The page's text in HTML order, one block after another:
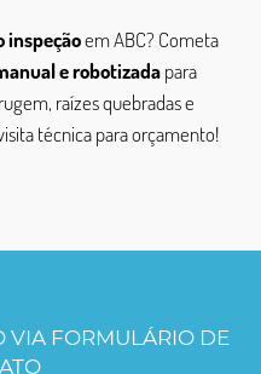
inspeçãoem ABC? Cometa
e robotizadapara
raízes quebradas e
técnica para orçamento!
VIA FORMULÁRIO DE